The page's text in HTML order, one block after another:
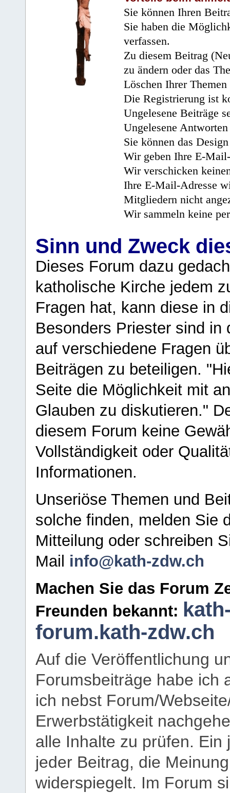
Sie können Ihren
Sie haben die
verfassen.
Zu diesem Beitrag
zu ändern oder das
Löschen Ihrer
Die Registrierung ist
Ungelesene Beiträge
Ungelesene
Sie können das
Wir geben Ihre E-
Wir verschicken
Ihre E-Mail-Adresse
Mitgliedern nicht
Wir sammeln keine
Sinn und Zweck
Dieses Forum dazu
katholische Kirche jedem
Fragen hat, kann diese in
Besonders Priester sind in
auf verschiedene Fragen
Beiträgen zu beteiligen.
Seite die Möglichkeit mit
Glauben zu diskutieren."
diesem Forum keine
Vollständigkeit oder
Informationen.
Unseriöse Themen und
solche finden, melden Sie
Mitteilung oder schreiben
Mail info@kath-zdw.ch
Machen Sie das Forum
Freunden bekannt:
forum.kath-zdw.ch
Auf die Veröffentlichung
Forumsbeiträge habe ich
ich nebst Forum/
Erwerbstätigkeit
alle Inhalte zu prüfen.
jeder Beitrag, die
widerspiegelt. Im Forum